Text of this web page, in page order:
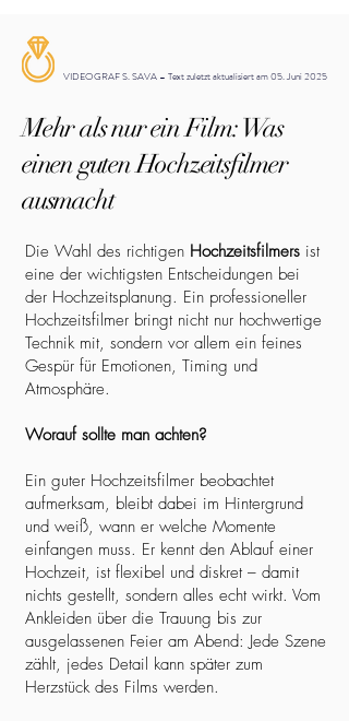
VIDEOGRAF S. SAVA – Text zuletzt aktualisiert am 05. Juni 2025
Mehr als nur ein Film: Was
einen guten Hochzeitsfilmer
ausmacht
Die Wahl des richtigen Hochzeitsfilmers ist
eine der wichtigsten Entscheidungen bei
der Hochzeitsplanung. Ein professioneller
Hochzeitsfilmer bringt nicht nur hochwertige
Technik mit, sondern vor allem ein feines
Gespür für Emotionen, Timing und
Atmosphäre.
Worauf sollte man achten?
Ein guter Hochzeitsfilmer beobachtet
aufmerksam, bleibt dabei im Hintergrund
und weiß, wann er welche Momente
einfangen muss. Er kennt den Ablauf einer
Hochzeit, ist flexibel und diskret – damit
nichts gestellt, sondern alles echt wirkt. Vom
Ankleiden über die Trauung bis zur
ausgelassenen Feier am Abend: Jede Szene
zählt, jedes Detail kann später zum
Herzstück des Films werden.